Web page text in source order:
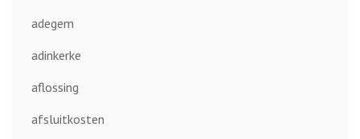
adegem
adinkerke
aflossing
afsluitkosten